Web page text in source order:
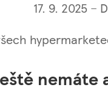
17. 9. 2025 –
nemáte